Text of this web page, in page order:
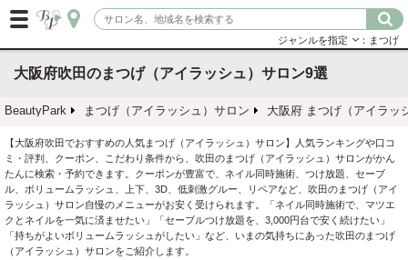
ジャンルを指定 ：まつげ
大阪府吹田のまつげ（アイラッシュ）サロン9選
BeautyPark まつげ（アイラッシュ）サロン 大阪府 まつげ（アイラッ
【大阪府吹田でおすすめの人気まつげ（アイラッシュ）サロン】人気ランキングや口コ
ミ・評判、クーポン、こだわり条件から、吹田のまつげ（アイラッシュ）サロンがかん
たんに検索・予約できます。クーポンが豊富で、ネイル同時施術、つけ放題、セーブ
ル、ボリュームラッシュ、上下、3D、低刺激グルー、リペアなど、吹田のまつげ（アイ
ラッシュ）サロン自慢のメニューがお安く受けられます。「ネイル同時施術で、マツエ
クとネイルを一気に済ませたい」「セーブルつけ放題を、3,000円台で安く続けたい」
「持ちがよいボリュームラッシュがしたい」など、いまの気持ちにあった吹田のまつげ
（アイラッシュ）サロンをご紹介します。